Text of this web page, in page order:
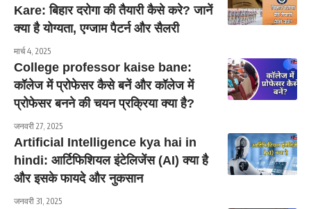
Kare: बिहार दरोगा की तैयारी कैसे करे? जानें
क्या है योग्यता, एग्जाम पैटर्न और सैलरी
मार्च 4, 2025
College professor kaise bane:
कॉलेज में प्रोफेसर कैसे बनें और कॉलेज में
प्रोफेसर बनने की चयन प्रक्रिया क्या है?
जनवरी 27, 2025
Artificial Intelligence kya hai in
hindi: आर्टिफिशियल इंटेलिजेंस (AI) क्या है
और इसके फायदे और नुकसान
जनवरी 31, 2025